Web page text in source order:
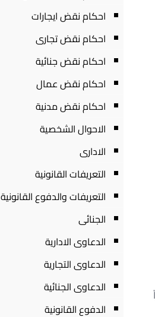
احكام نقض ايجارات
احكام نقض تجارى
احكام نقض جنائية
احكام نقض عمال
احكام نقض مدنية
الاحوال الشخصية
الادارى
التعريفات القانونية
التعريفات والدفوع القانونية
الجنائى
الدعاوى الادارية
الدعاوى التجارية
الدعاوى الجنائية
الدفوع القانونية